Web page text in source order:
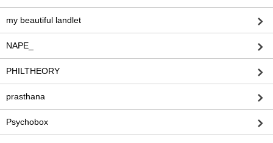
my beautiful landlet
NAPE_
PHILTHEORY
prasthana
Psychobox